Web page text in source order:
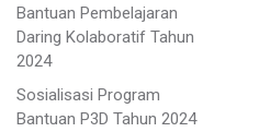
Bantuan Pembelajaran
Daring Kolaboratif Tahun
2024
Sosialisasi Program
Bantuan P3D Tahun 2024